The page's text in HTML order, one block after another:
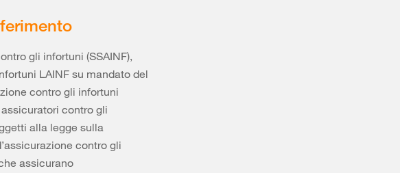
gli infortuni (SSAINF),
LAINF su mandato del
contro gli infortuni
contro gli
alla legge sulla
contro gli
assicurano